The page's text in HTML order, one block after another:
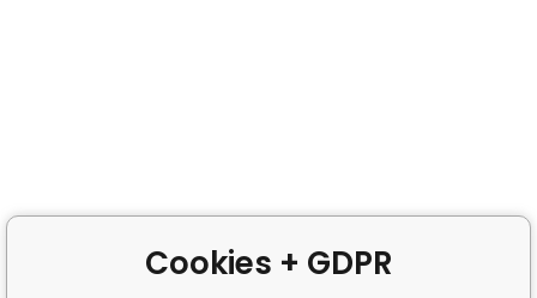
Cookies + GDPR